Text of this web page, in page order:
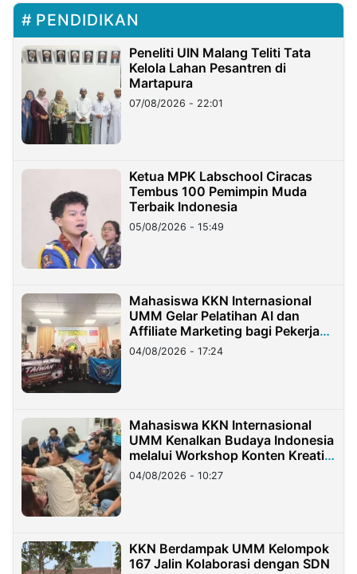
PENDIDIKAN
Peneliti UIN Malang Teliti Tata
Kelola Lahan Pesantren di
Martapura
07/08/2026 - 22:01
Ketua MPK Labschool Ciracas
Tembus 100 Pemimpin Muda
Terbaik Indonesia
05/08/2026 - 15:49
Mahasiswa KKN Internasional
UMM Gelar Pelatihan AI dan
Affiliate Marketing bagi Pekerja
Migran Indonesia di Taiwan
04/08/2026 - 17:24
Mahasiswa KKN Internasional
UMM Kenalkan Budaya Indonesia
melalui Workshop Konten Kreatif
di Taiwan
04/08/2026 - 10:27
KKN Berdampak UMM Kelompok
167 Jalin Kolaborasi dengan SDN